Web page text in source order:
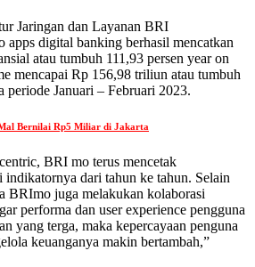
Jaringan dan Layanan BRI
apps digital banking berhasil mencatkan
atau tumbuh 111,93 persen year on
mencapai Rp 156,98 triliun atau tumbuh
periode Januari – Februari 2023.
Bernilai Rp5 Miliar di Jakarta
BRI mo terus mencetak
indikatornya dari tahun ke tahun. Selain
BRImo juga melakukan kolaborasi
performa dan user experience pengguna
yang terga, maka kepercayaan penguna
keuanganya makin bertambah,”